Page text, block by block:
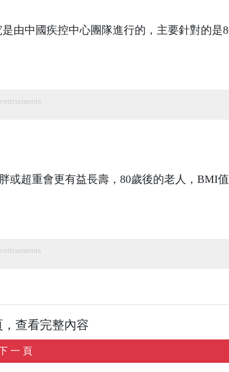
由中國疾控中心團隊進行的，主要針對的是
或超重會更有益長壽，80歲後的老人，BMI
查看完整內容
一 頁